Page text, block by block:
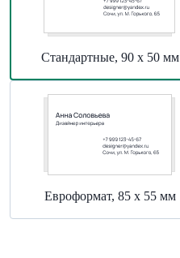
Стандартные, 90 х 50 мм
Евроформат, 85 х 55 мм